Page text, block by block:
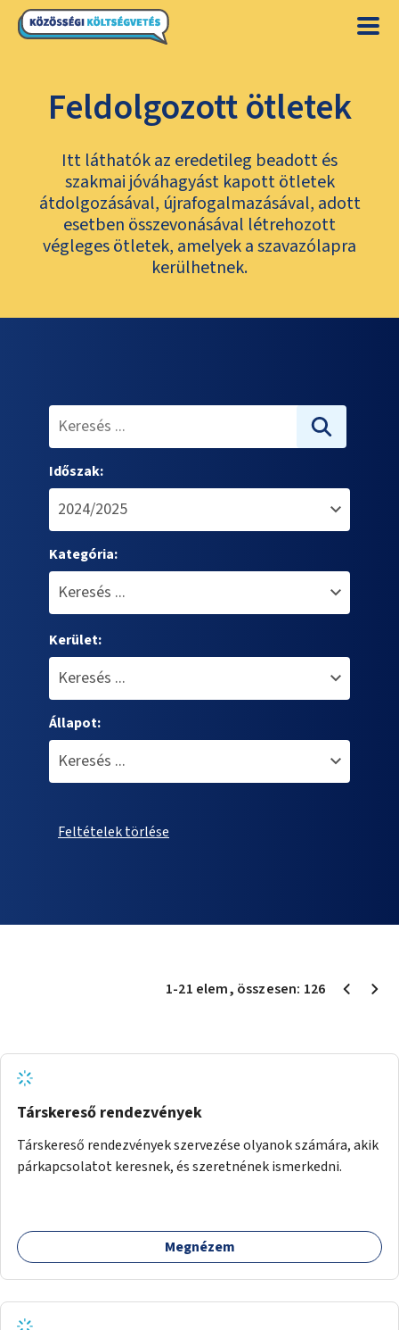
Feldolgozott ötletek
Itt láthatók az eredetileg beadott és
szakmai jóváhagyást kapott ötletek
átdolgozásával, újrafogalmazásával, adott
esetben összevonásával létrehozott
végleges ötletek, amelyek a szavazólapra
kerülhetnek.
Időszak:
Kategória:
Kerület:
Állapot:
Feltételek törlése
1-21 elem, összesen: 126
Társkereső rendezvények
Társkereső rendezvények szervezése olyanok számára, akik
párkapcsolatot keresnek, és szeretnének ismerkedni.
Megnézem